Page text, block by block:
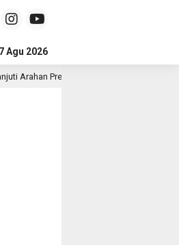
Agu 2026
Presiden, Wakapolri dan Wamen